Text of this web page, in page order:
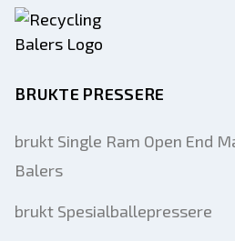
BRUKTE PRESSERE
brukt Single Ram Open End
Balers
brukt Spesialballepressere